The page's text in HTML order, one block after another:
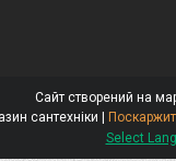
Сайт створений на
Select